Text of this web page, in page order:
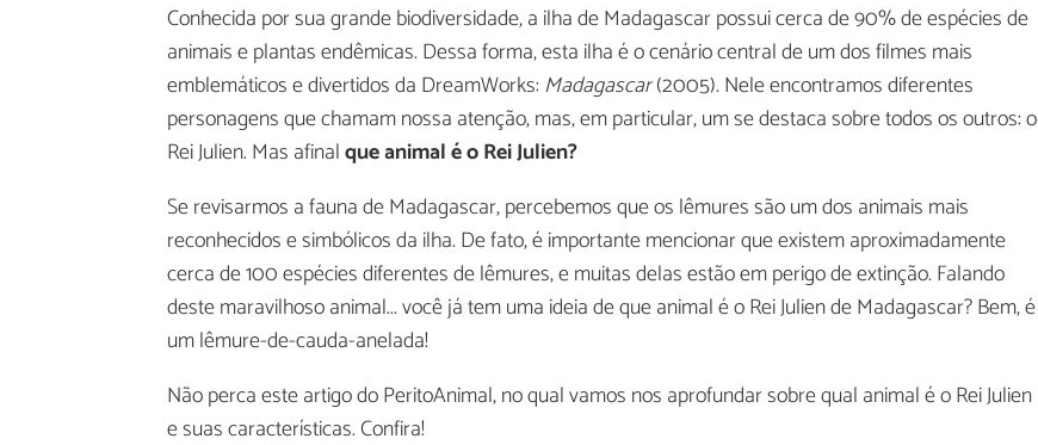
Conhecida por sua grande biodiversidade, a ilha de Madagascar possui cerca de 90% de espécies de
animais e plantas endêmicas. Dessa forma, esta ilha é o cenário central de um dos filmes mais
emblemáticos e divertidos da DreamWorks:Madagascar(2005). Nele encontramos diferentes
personagens que chamam nossa atenção, mas, em particular, um se destaca sobre todos os outros: o
Rei Julien. Mas afinalque animal é o Rei Julien?
Se revisarmos a fauna de Madagascar, percebemos que os lêmures são um dos animais mais
reconhecidos e simbólicos da ilha. De fato, é importante mencionar que existem aproximadamente
cerca de 100 espécies diferentes de lêmures, e muitas delas estão em perigo de extinção. Falando
deste maravilhoso animal... você já tem uma ideia de que animal é o Rei Julien de Madagascar? Bem, é
um lêmure-de-cauda-anelada!
Não perca este artigo do PeritoAnimal, no qual vamos nos aprofundar sobre qual animal é o Rei Julien
e suas características. Confira!